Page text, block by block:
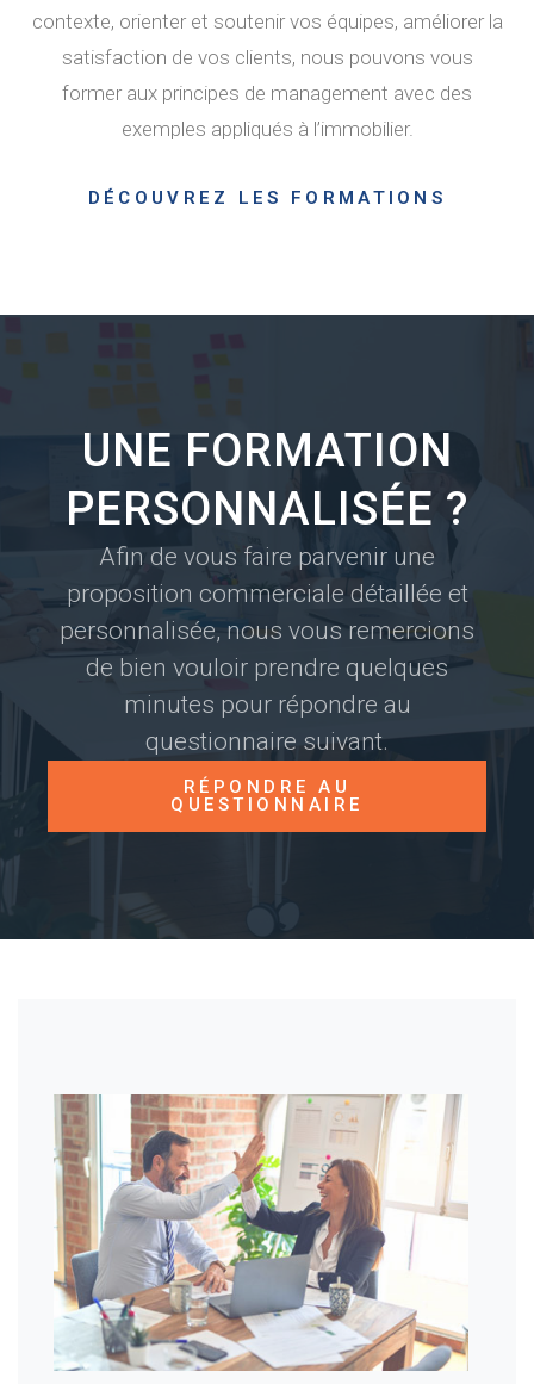
contexte, orienter et soutenir vos équipes, améliorer la
satisfaction de vos clients, nous pouvons vous
former aux principes de management avec des
exemples appliqués à l’immobilier.
DÉCOUVREZ LES FORMATIONS
UNE FORMATION
PERSONNALISÉE ?
Afin de vous faire parvenir une
proposition commerciale détaillée et
personnalisée, nous vous remercions
de bien vouloir prendre quelques
minutes pour répondre au
questionnaire suivant.
RÉPONDRE AU
QUESTIONNAIRE